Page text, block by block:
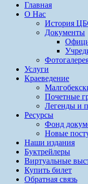
Главная
О Нас
История
Документы
Услуги
Краеведение
Почетные
Легенды и
Ресурсы
Фонд
Новые
Наши издания
Буктрейлеры
Виртуальные
Купить билет
Обратная связь